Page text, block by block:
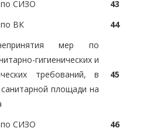
по СИЗО
43
по ВК
44
мер по
гигиенических и
требований, в
площади на
45
по СИЗО
46